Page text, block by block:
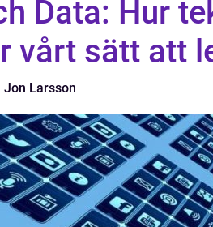
Data: Hur
vårt sätt att
Jon Larsson